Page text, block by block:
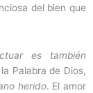
del bien que
es también
Palabra de Dios,
herido. El amor